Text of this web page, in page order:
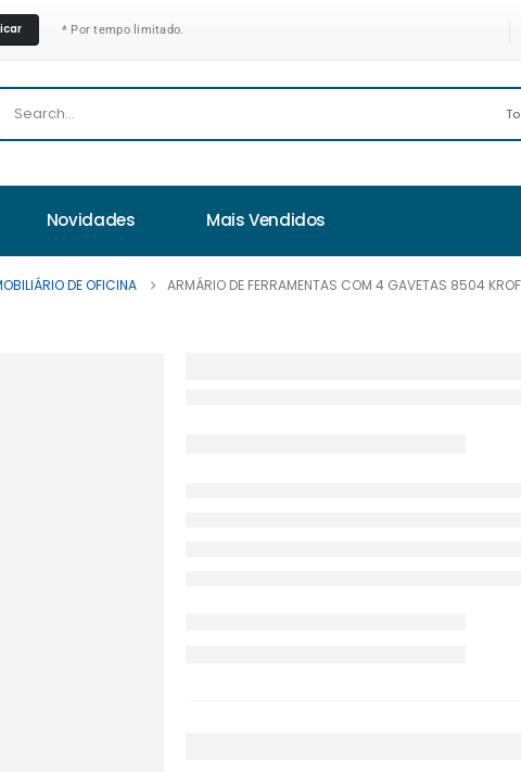
* Por tempo limitado.
Novidades Mais Vendidos
DE OFICINA ARMÁRIO DE FERRAMENTAS COM 4 GAVETAS 8504